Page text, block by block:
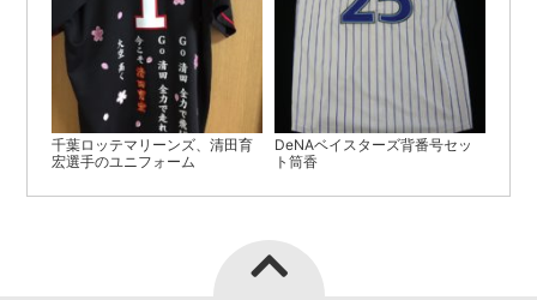
千葉ロッテマリーンズ、清田育
宏選手のユニフォーム
DeNAベイスターズ背番号セッ
ト筒香